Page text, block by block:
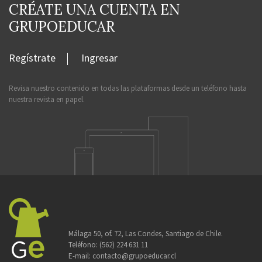
CRÉATE UNA CUENTA EN
GRUPOEDUCAR
Regístrate Ingresar
Revisa nuestro contenido en todas las plataformas desde un teléfono hasta
nuestra revista en papel.
Málaga 50, of. 72, Las Condes, Santiago de Chile.
Teléfono: (562) 224 631 11
E-mail: contacto@grupoeducar.cl